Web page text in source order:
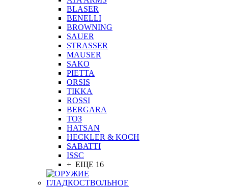
BLASER
BENELLI
BROWNING
SAUER
STRASSER
MAUSER
SAKO
PIETTA
ORSIS
TIKKA
ROSSI
BERGARA
ТОЗ
HATSAN
HECKLER & KOCH
SABATTI
ISSC
+ ЕЩЕ 16